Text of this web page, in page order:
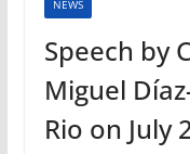
NEWS
Speech by
Miguel
Rio on July